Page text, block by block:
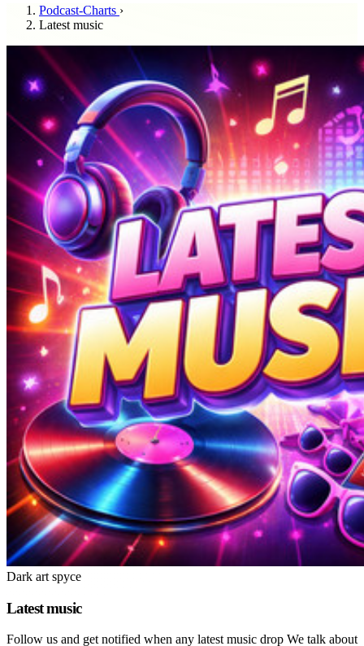
Podcast-Charts ›
Latest music
Dark art spyce
Latest music
Follow us and get notified when any latest music drop We talk about